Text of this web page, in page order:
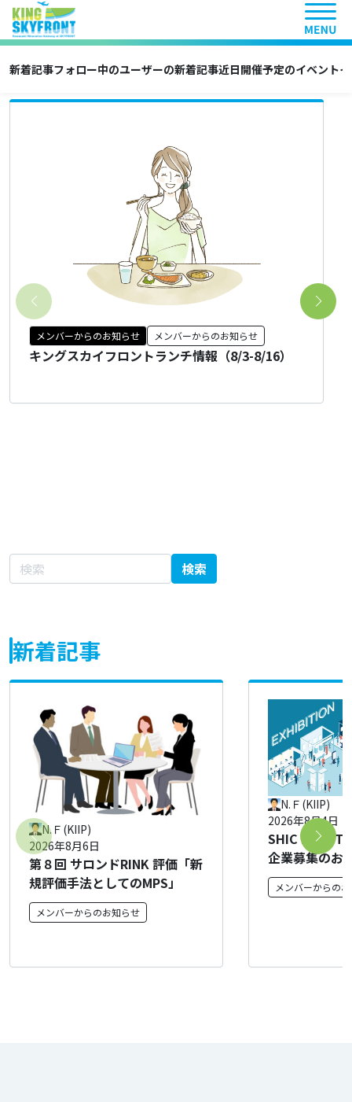
ヘッ
トップページ
新着記事フォロー中のユーザーの新着記事近日開催予定のイベント
キングスカイフロントランチ情報（8/3-8/16）
メンバーからのお知らせ メンバーからのお知らせ
サイト内検索 検索
新着記事
第８回 サロンドRINK 評価「新
規評価手法としてのMPS」
2026年8月6日
N.Ｆ(KIIP)
メンバーからのお知らせ
SHIC FAST
企業募集のお
2026年8月4日
N.Ｆ(KIIP)
メンバーからの